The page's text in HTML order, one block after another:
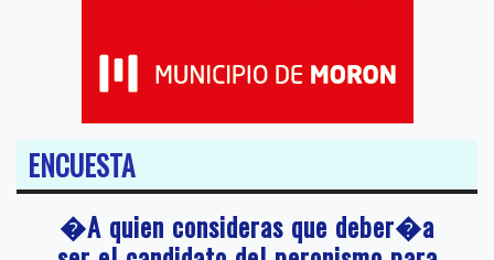
ENCUESTA
�A quien consideras que deber�a